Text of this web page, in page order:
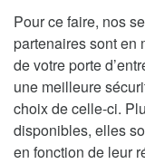
Pour ce faire, nos
partenaires sont en
de votre porte
une meilleure
choix de celle-ci.
disponibles, elles
en fonction de leur